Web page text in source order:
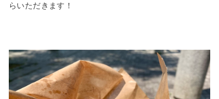
らいただきます！